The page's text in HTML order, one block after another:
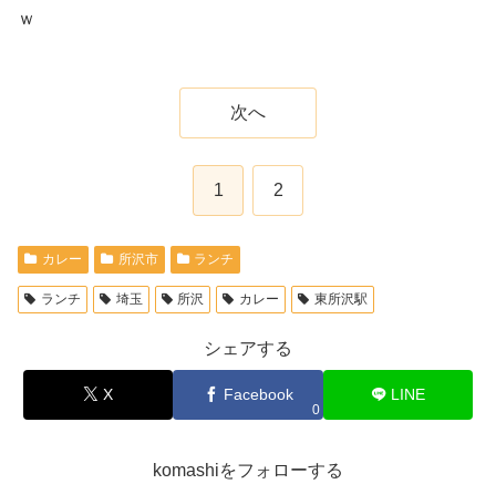
ｗ
次へ
1 2
カレー 所沢市 ランチ
ランチ 埼玉 所沢 カレー 東所沢駅
シェアする
X Facebook
0
LINE
komashiをフォローする